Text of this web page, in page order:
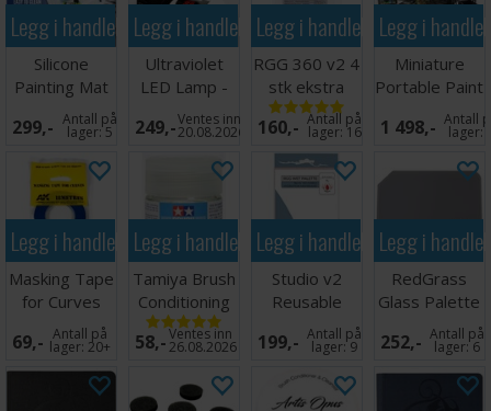
Legg i handlekurven
Silicone
Painting Mat
600x400mm
299,- Antall på
lager:5
Legg i handlekurven
Ultraviolet
LED Lamp -
UV Lys
249,-Ventes inn
20.08.2026
Legg i handlekurven
RGG 360 v2 4
stk ekstra
korker
160,- Antall på
lager: 16
Legg i
Miniature
Portable Paint
Station
1 498,- Antall
lager:
Legg i handlekurven
Masking Tape
for Curves
3mm
69,- Antall på
lager:20+
Legg i handlekurven
Tamiya Brush
Conditioning
Fluid 23ml
58,-Ventes inn
26.08.2026
Legg i handlekurven
Studio v2
Reusable
Membrane
(15 stk)
199,- Antall på
lager:9
Legg i
RedGrass
Glass Palette
Lite
252,- Antall på
lager:6